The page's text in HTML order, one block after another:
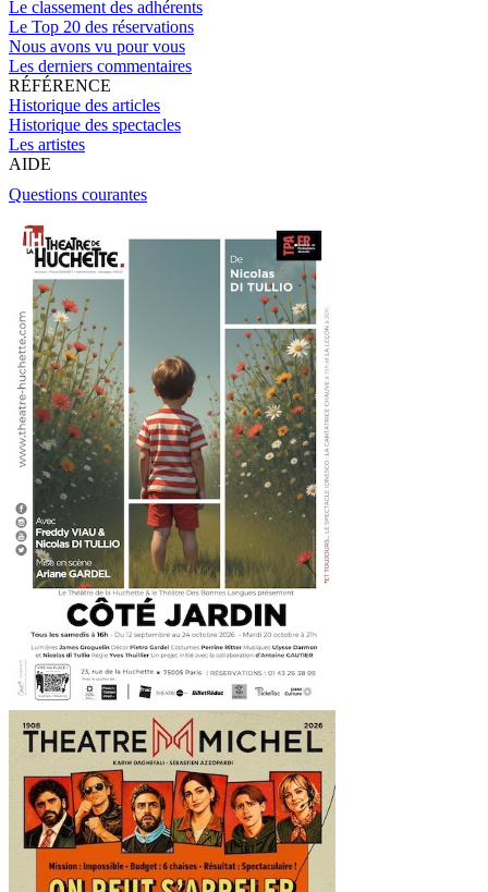
Le classement des adhérents
Le Top 20 des réservations
Nous avons vu pour vous
Les derniers commentaires
RÉFÉRENCE
Historique des articles
Historique des spectacles
Les artistes
AIDE
Questions courantes